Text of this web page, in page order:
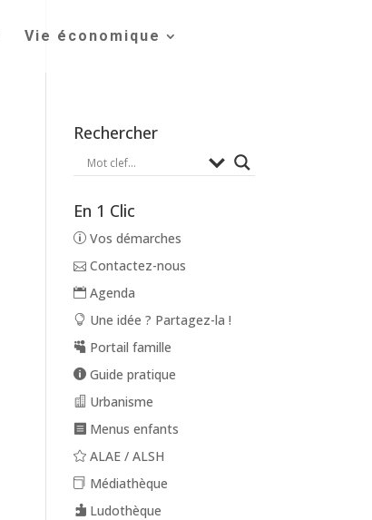
Vie économique
Rechercher
En 1 Clic
Vos démarches
Contactez-nous
Agenda
Une idée ? Partagez-la !
Portail famille
Guide pratique
Urbanisme
Menus enfants
ALAE / ALSH
Médiathèque
Ludothèque